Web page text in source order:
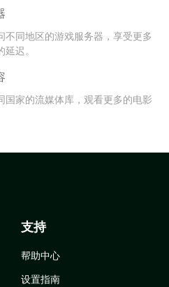
不同地区的游戏服务器，享受更多
迟。
国家的流媒体库，观看更多的电影
支持
帮助中心
设置指南